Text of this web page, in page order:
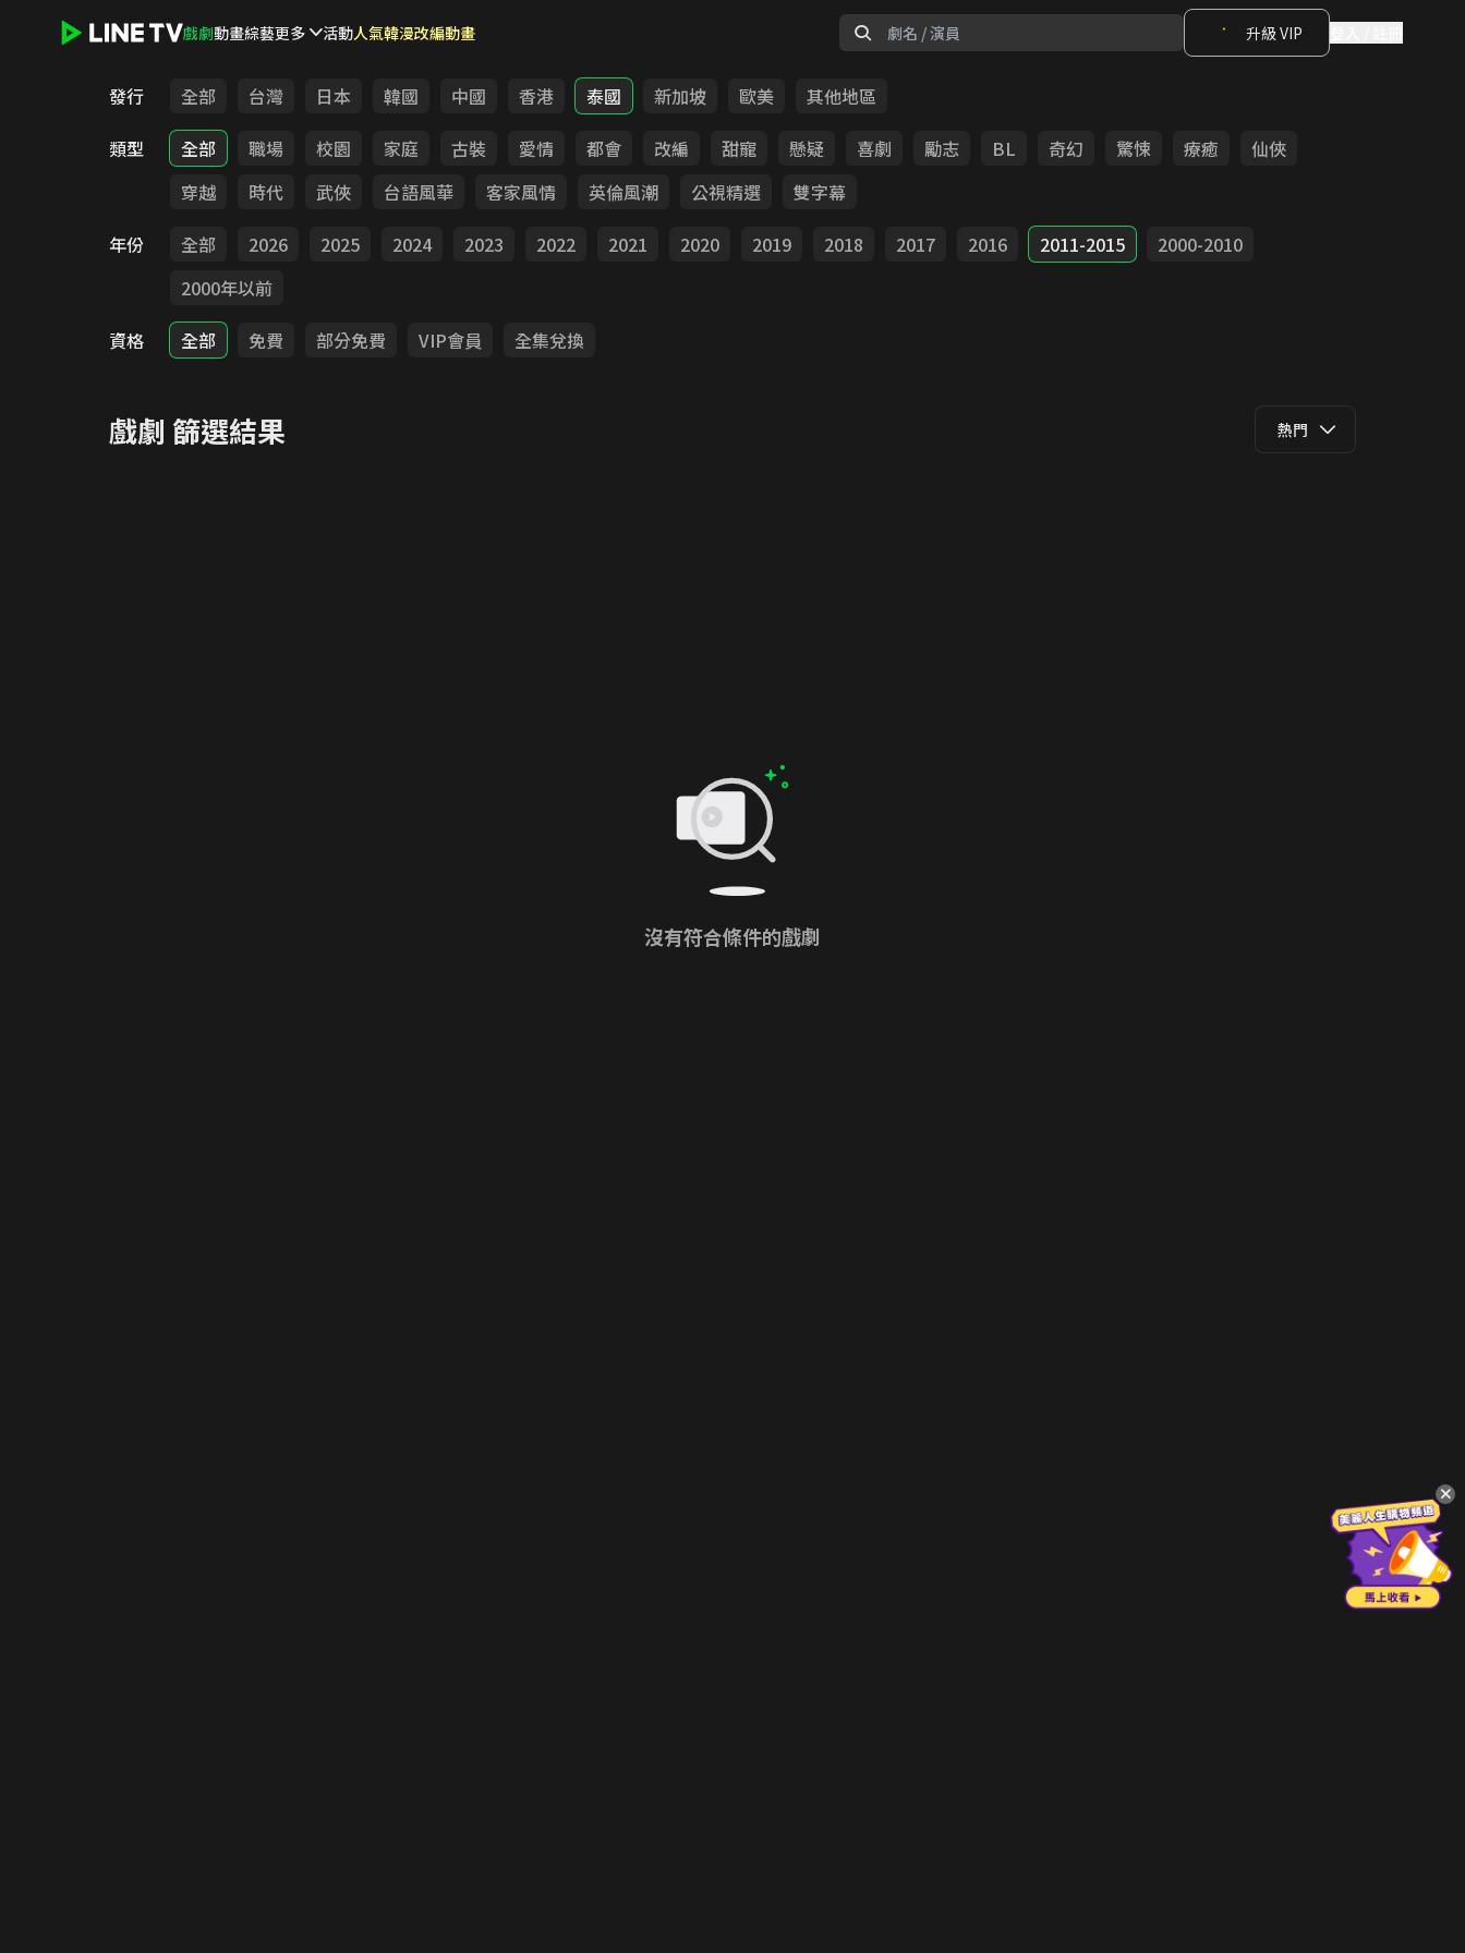
戲劇動畫綜藝更多 活動人氣韓漫改編動畫 升級 VIP
發行 全部 台灣 日本 韓國 中國 香港 泰國 新加坡 歐美
其他地區
類型
全部 職場 校園 家庭 古裝 愛情 都會 改編 甜寵 懸疑 喜劇 勵志 BL 奇幻 驚悚 療癒
仙俠
穿越
時代 武俠 台語風華 客家風情 英倫風潮 公視精選
雙字幕
年份
全部 2026 2025 2024 2023 2022 2021 2020 2019 2018 2017 2016 2011-2015
2000-2010
2000年以前
資格
全部 免費 部分免費 VIP會員 全集兌換
戲劇 篩選結果 熱門
沒有符合條件的戲劇